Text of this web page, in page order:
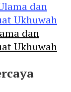
dan
Ukhuwah